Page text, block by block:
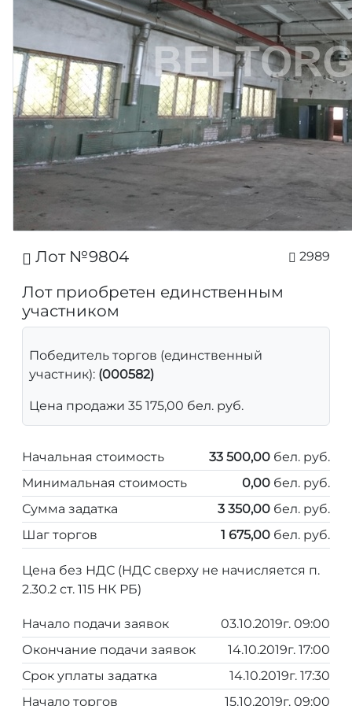
Лот №9804 2989
Лот приобретен единственным
участником
Победитель торгов (единственный
участник): (000582)
Цена продажи 35 175,00 бел. руб.
Начальная стоимость 33 500,00 бел. руб.
Минимальная стоимость
0,00 бел. руб.
Сумма задатка
3 350,00 бел. руб.
Шаг торгов
1 675,00 бел. руб.
Цена без НДС (НДС сверху не начисляется п.
2.30.2 ст. 115 НК РБ)
Начало подачи заявок
03.10.2019г. 09:00
Окончание подачи заявок
14.10.2019г. 17:00
Срок уплаты задатка
14.10.2019г. 17:30
Начало торгов
15.10.2019г. 09:00